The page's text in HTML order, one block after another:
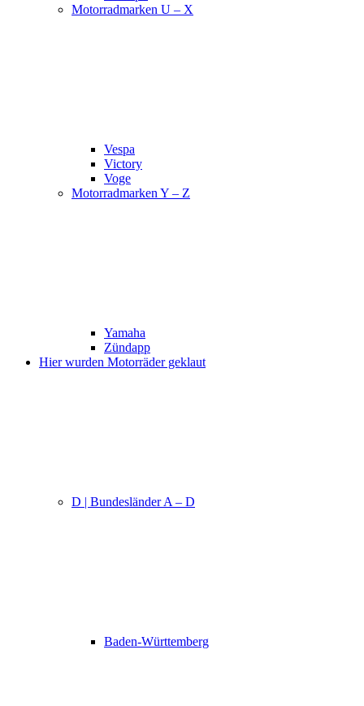
Motorradmarken U – X
Vespa
Victory
Voge
Motorradmarken Y – Z
Yamaha
Zündapp
Hier wurden Motorräder geklaut
D | Bundesländer A – D
Baden-Württemberg